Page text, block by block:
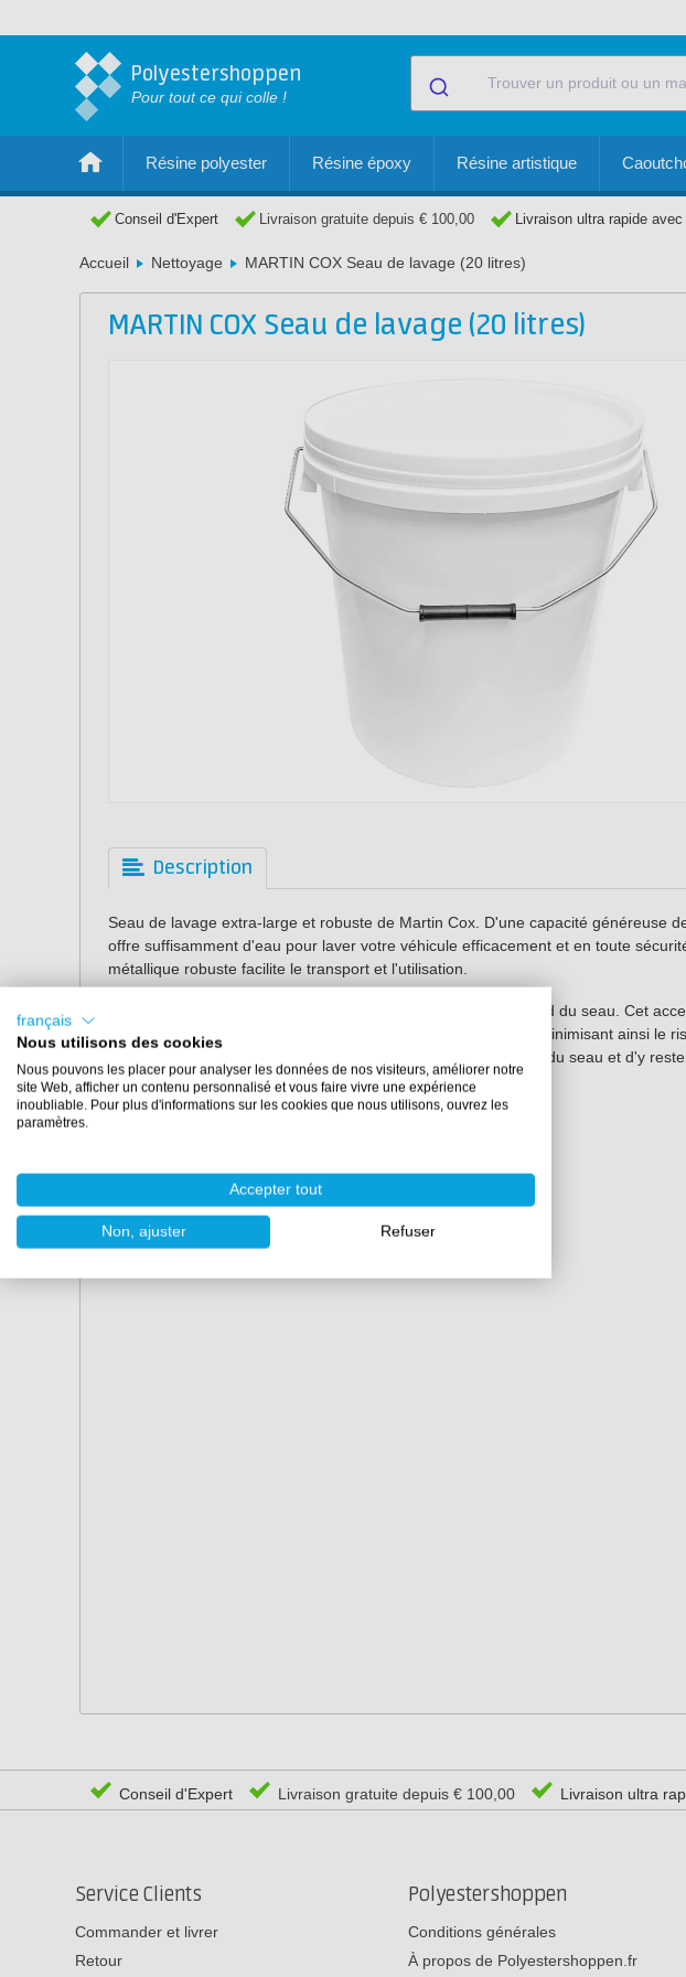
Polyestershoppen
Pour tout ce qui colle !
Résine polyester Résine époxy Résine artistique
Conseil d'Expert Livraison gratuite depuis € 100,00 Livraison ultra rapide
Accueil Nettoyage MARTIN COX Seau de lavage (20 litres)
MARTIN COX Seau de lavage (20 litres)
Description
Seau de lavage extra-large et robuste de Martin Cox. D'une capacité généreuse
offre suffisamment d'eau pour laver votre véhicule efficacement et en toute
métallique robuste facilite le transport et l'utilisation.
au fond du seau. Cet
empêche la saleté de se redéposer sur votre gant de lavage, minimisant ainsi le
grille anti-gravillons permet aux saletés de se déposer au fond du seau et d'y
la propreté impeccable de votre véhicule.
Emballage :pièce (avec couvercle)
Conseil d'Expert Livraison gratuite depuis € 100,00 Livraison ultra
Service Clients
Commander et livrer
Retour
Polyestershoppen
Conditions générales
À propos de Polyestershoppen.fr
français
Nous utilisons des cookies
Nous pouvons les placer pour analyser les données de nos visiteurs, améliorer notre
site Web, afficher un contenu personnalisé et vous faire vivre une expérience
inoubliable. Pour plus d'informations sur les cookies que nous utilisons, ouvrez les
paramètres.
Accepter tout
Non, ajuster Refuser